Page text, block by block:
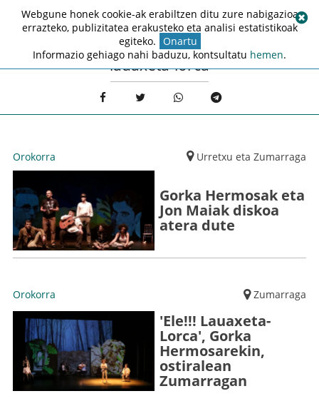
lauaxeta-lorca
Orokorra Urretxu eta Zumarraga
Gorka Hermosak eta
Jon Maiak diskoa
atera dute
Orokorra Zumarraga
'Ele!!! Lauaxeta-
Lorca', Gorka
Hermosarekin,
ostiralean
Zumarragan
Webgune honek cookie-ak erabiltzen ditu zure nabigazioa
errazteko, publizitatea erakusteko eta analisi estatistikoak
egiteko. Onartu
Informazio gehiago nahi baduzu, kontsultatu hemen.